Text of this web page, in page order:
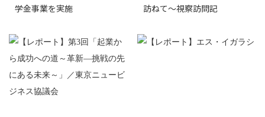
学金事業を実施
訪ねて～視察訪問記